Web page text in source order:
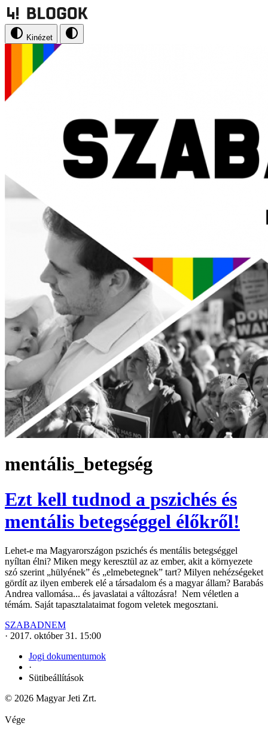
Kinézet
mentális_betegség
Ezt kell tudnod a pszichés és
mentális betegséggel élőkről!
Lehet-e ma Magyarországon pszichés és mentális betegséggel
nyíltan élni? Miken megy keresztül az az ember, akit a környezete
szó szerint „hülyének” és „elmebetegnek” tart? Milyen nehézségeket
gördít az ilyen emberek elé a társadalom és a magyar állam? Barabás
Andrea vallomása... és javaslatai a változásra! Nem véletlen a
témám. Saját tapasztalataimat fogom veletek megosztani.
SZABADNEM
· 2017. október 31. 15:00
Jogi dokumentumok
·
Sütibeállítások
© 2026 Magyar Jeti Zrt.
Vége